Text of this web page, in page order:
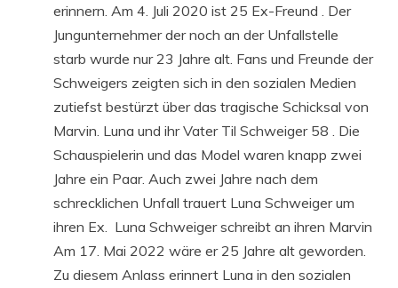
erinnern. Am 4. Juli 2020 ist 25 Ex-Freund . Der
Jungunternehmer der noch an der Unfallstelle
starb wurde nur 23 Jahre alt. Fans und Freunde der
Schweigers zeigten sich in den sozialen Medien
zutiefst bestürzt über das tragische Schicksal von
Marvin. Luna und ihr Vater Til Schweiger 58 . Die
Schauspielerin und das Model waren knapp zwei
Jahre ein Paar. Auch zwei Jahre nach dem
schrecklichen Unfall trauert Luna Schweiger um
ihren Ex. Luna Schweiger schreibt an ihren Marvin
Am 17. Mai 2022 wäre er 25 Jahre alt geworden.
Zu diesem Anlass erinnert Luna in den sozialen